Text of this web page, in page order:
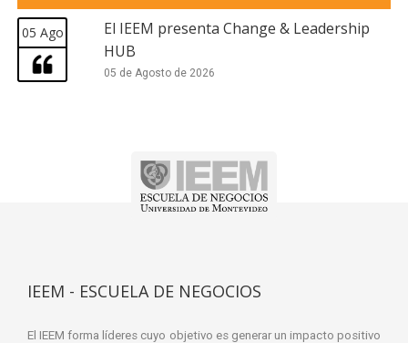
05 Ago
El IEEM presenta Change & Leadership
HUB
05 de Agosto de 2026
IEEM - ESCUELA DE NEGOCIOS
El IEEM forma líderes cuyo objetivo es generar un impacto positivo